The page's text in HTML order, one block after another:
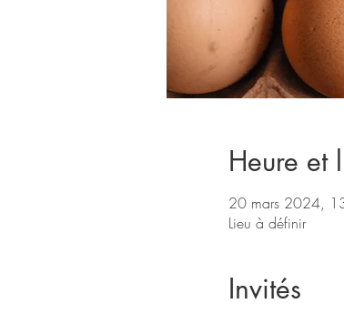
Heure et
20 mars 2024,
Lieu à définir
Invités